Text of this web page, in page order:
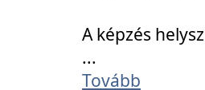
A képzés
...
Tovább